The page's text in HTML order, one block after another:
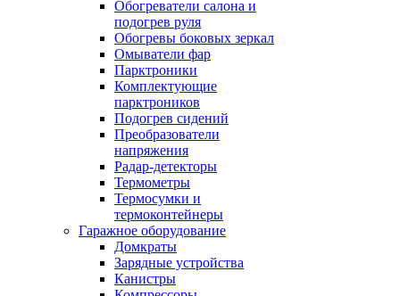
Обогреватели салона и
подогрев руля
Обогревы боковых зеркал
Омыватели фар
Парктроники
Комплектующие
парктроников
Подогрев сидений
Преобразователи
напряжения
Радар-детекторы
Термометры
Термосумки и
термоконтейнеры
Гаражное оборудование
Домкраты
Зарядные устройства
Канистры